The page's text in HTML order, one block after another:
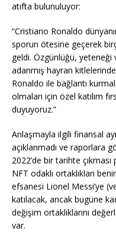
atıfta bulunuluyor:
“Cristiano Ronaldo
sporun ötesine geçerek
geldi. Özgünlüğü, yeteneği
adanmış hayran
Ronaldo ile bağlantı
olmaları için özel katılım
duyuyoruz.”
Anlaşmayla ilgili finansal
açıklanmadı ve raporlara
2022’de bir tarihte
NFT odaklı ortaklıkları
efsanesi Lionel Messi’ye
katılacak, ancak bugüne
değişim ortaklıklarını
var.